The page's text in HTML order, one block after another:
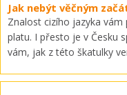
Jak nebýt věčným
Znalost cizího jazyka
platu. I přesto je v Česku
vám, jak z této škatulky